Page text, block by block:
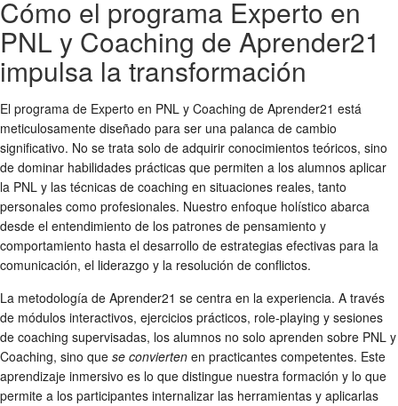
Cómo el programa Experto en
PNL y Coaching de Aprender21
impulsa la transformación
El programa de Experto en PNL y Coaching de Aprender21 está
meticulosamente diseñado para ser una palanca de cambio
significativo. No se trata solo de adquirir conocimientos teóricos, sino
de dominar habilidades prácticas que permiten a los alumnos aplicar
la PNL y las técnicas de coaching en situaciones reales, tanto
personales como profesionales. Nuestro enfoque holístico abarca
desde el entendimiento de los patrones de pensamiento y
comportamiento hasta el desarrollo de estrategias efectivas para la
comunicación, el liderazgo y la resolución de conflictos.
La metodología de Aprender21 se centra en la experiencia. A través
de módulos interactivos, ejercicios prácticos, role-playing y sesiones
de coaching supervisadas, los alumnos no solo aprenden sobre PNL y
Coaching, sino que se convierten en practicantes competentes. Este
aprendizaje inmersivo es lo que distingue nuestra formación y lo que
permite a los participantes internalizar las herramientas y aplicarlas